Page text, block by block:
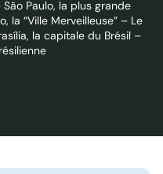
Paulo, la plus grande
la “Ville Merveilleuse” – Le
la capitale du Brésil –